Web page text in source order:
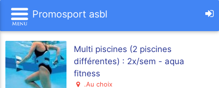
Promosport asbl
Multi piscines (2 piscines
différentes) : 2x/sem - aqua
fitness
.Au choix